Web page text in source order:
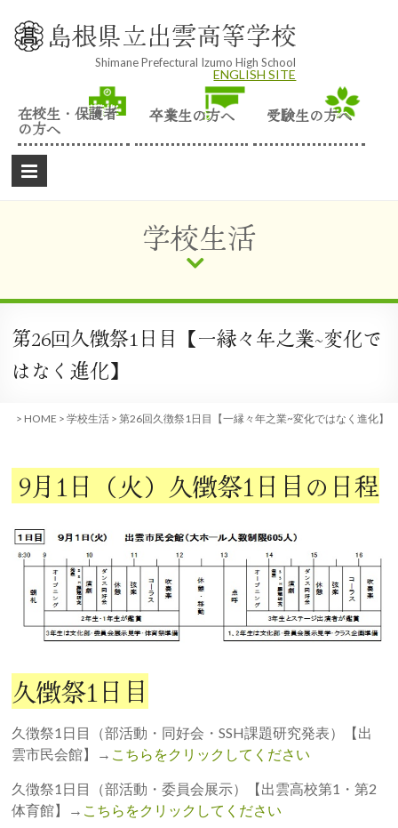
content 島根県立出雲高等学校
Shimane Prefectural Izumo High School
ENGLISH SITE
在校生・保護者
の方へ
卒業生の方へ 受験生の方へ
学校生活
第26回久徴祭1日目【一縁々年之業~変化で
はなく進化】
> HOME > 学校生活 > 第26回久徴祭1日目【一縁々年之業~変化ではなく進化】
9月1日（火）久徴祭1日目の日程
久徴祭1日目
久徴祭1日目（部活動・同好会・SSH課題研究発表）【出
雲市民会館】→ こちらをクリックしてください
久徴祭1日目（部活動・委員会展示）【出雲高校第1・第2
体育館】→ こちらをクリックしてください